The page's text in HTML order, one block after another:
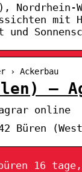
mit
› Ackerbau
–
online
Büren
16